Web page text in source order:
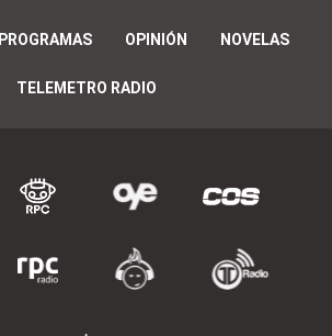
PROGRAMAS OPINIÓN NOVELAS
TELEMETRO RADIO